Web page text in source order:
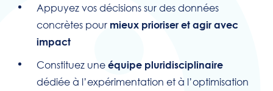
Appuyez vos décisions sur des données
concrètes pour mieux prioriser et agir avec
impact
Constituez une équipe pluridisciplinaire
dédiée à l’expérimentation et à l’optimisation